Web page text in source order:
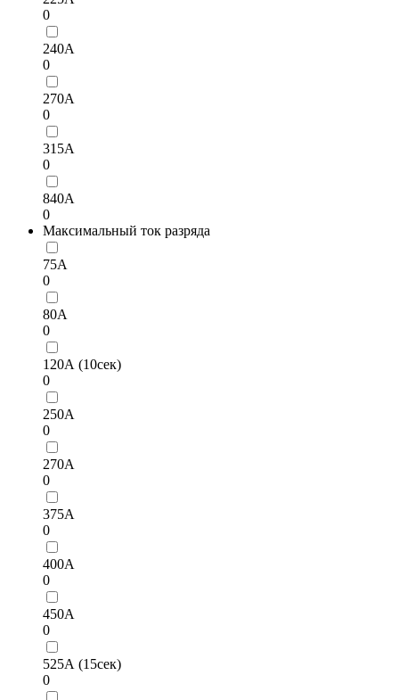
0
240А
0
270A
0
315А
0
840A
0
Максимальный ток разряда
75А
0
80А
0
120А (10сек)
0
250А
0
270А
0
375А
0
400А
0
450А
0
525А (15сек)
0